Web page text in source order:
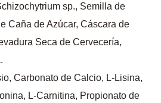
sp., Semilla de
Caña de Azúcar, Cáscara de
Seca de Cervecería,
Carbonato de Calcio, L-Lisina,
L-Carnitina, Propionato de